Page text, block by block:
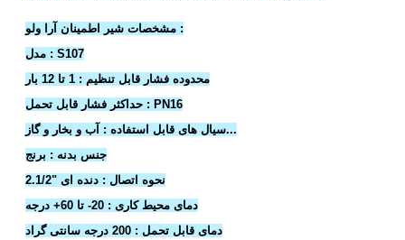
مشخصات شیر اطمینان آرا ولو :
مدل : S107
محدوده فشار قابل تنظیم : 1 تا 12 بار
حداکثر فشار قابل تحمل : PN16
سیال های قابل استفاده : آب و بخار و گاز...
جنس بدنه : برنج
نحوه اتصال : دنده ای "2.1/2
دمای محیط کاری : 20- تا 60+ درجه
دمای قابل تحمل : 200 درجه سانتی گراد